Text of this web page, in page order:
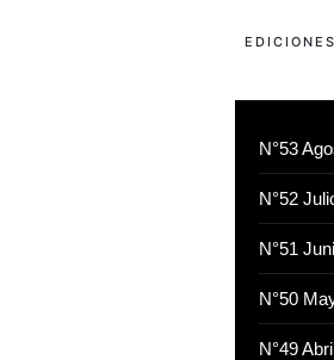
N°53
N°52
N°51
N°50
N°49